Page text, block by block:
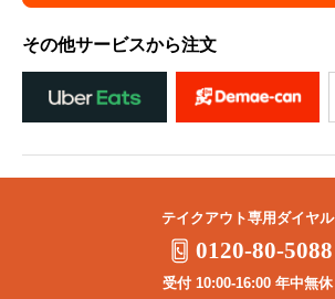
その他サービスから注文
テイクアウト専用ダイヤル
0120-80-5088
受付 10:00-16:00 年中無休